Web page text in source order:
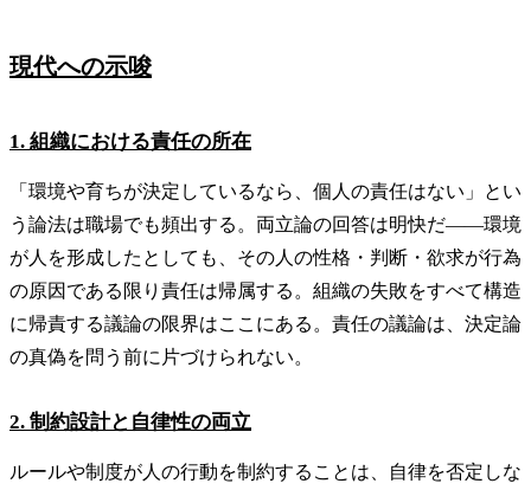
現代への示唆
1. 組織における責任の所在
「環境や育ちが決定しているなら、個人の責任はない」とい
う論法は職場でも頻出する。両立論の回答は明快だ——環境
が人を形成したとしても、その人の性格・判断・欲求が行為
の原因である限り責任は帰属する。組織の失敗をすべて構造
に帰責する議論の限界はここにある。責任の議論は、決定論
の真偽を問う前に片づけられない。
2. 制約設計と自律性の両立
ルールや制度が人の行動を制約することは、自律を否定しな